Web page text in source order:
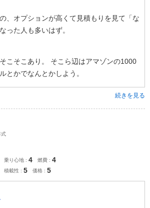
、オプションが高くて見積もりを見て「な
った人も多いはず。
こそこあり。 そこら辺はアマゾンの1000
とかでなんとかしよう。
続きを見る
式
乗り心地 4 燃費 4
積載性 5 価格 5